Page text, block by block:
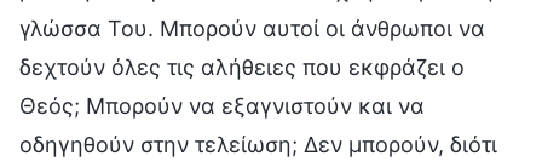
γλώσσα Του. Μπορούν αυτοί οι άνθρωποι να
δεχτούν όλες τις αλήθειες που εκφράζει ο
Θεός; Μπορούν να εξαγνιστούν και να
οδηγηθούν στην τελείωση; Δεν μπορούν, διότι